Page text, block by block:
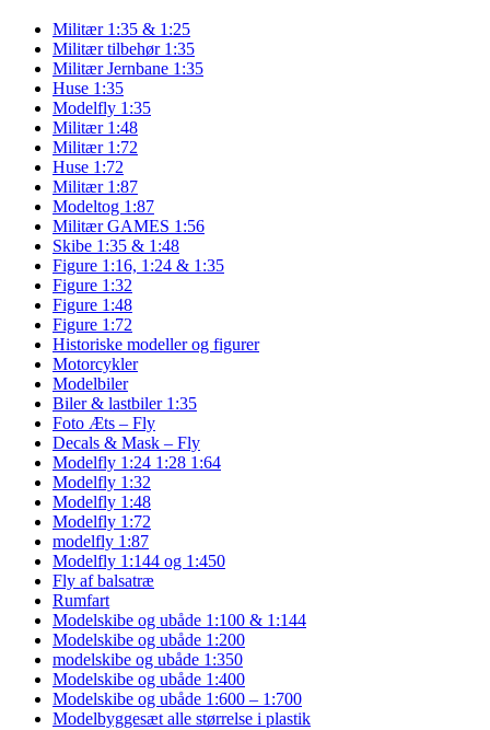
Militær 1:35 & 1:25
Militær tilbehør 1:35
Militær Jernbane 1:35
Huse 1:35
Modelfly 1:35
Militær 1:48
Militær 1:72
Huse 1:72
Militær 1:87
Modeltog 1:87
Militær GAMES 1:56
Skibe 1:35 & 1:48
Figure 1:16, 1:24 & 1:35
Figure 1:32
Figure 1:48
Figure 1:72
Historiske modeller og figurer
Motorcykler
Modelbiler
Biler & lastbiler 1:35
Foto Æts – Fly
Decals & Mask – Fly
Modelfly 1:24 1:28 1:64
Modelfly 1:32
Modelfly 1:48
Modelfly 1:72
modelfly 1:87
Modelfly 1:144 og 1:450
Fly af balsatræ
Rumfart
Modelskibe og ubåde 1:100 & 1:144
Modelskibe og ubåde 1:200
modelskibe og ubåde 1:350
Modelskibe og ubåde 1:400
Modelskibe og ubåde 1:600 – 1:700
Modelbyggesæt alle størrelse i plastik